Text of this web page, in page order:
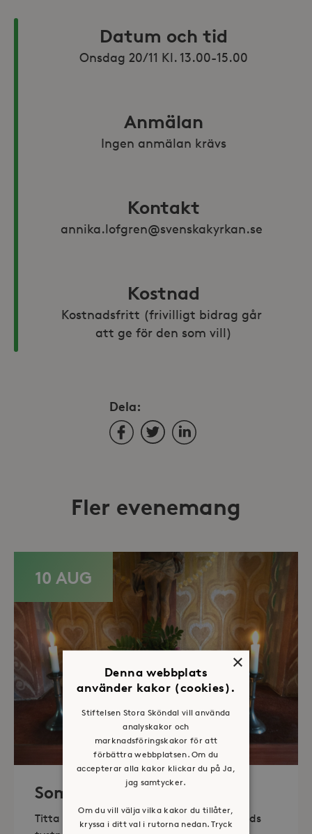
Datum och tid
Onsdag 20/11 Kl. 13.00-15.00
Anmälan
Ingen anmälan krävs
Kontakt
annika.lofgren@svenskakyrkan.se
Kostnad
Kostnadsfritt (frivilligt bidrag går
att ge för den som vill)
Dela:
FacebookTwitterLinkedIn
Fler evenemang
10 AUG
Sommaröppet kapell
Titta in, tänd ett ljus, sitt ned för en stunds
×
Denna webbplats
använder kakor (cookies).
Stiftelsen Stora Sköndal vill använda
analyskakor och
marknadsföringskakor för att
förbättra webbplatsen. Om du
accepterar alla kakor klickar du på Ja,
jag samtycker.
Om du vill välja vilka kakor du tillåter,
kryssa i ditt val i rutorna nedan. Tryck